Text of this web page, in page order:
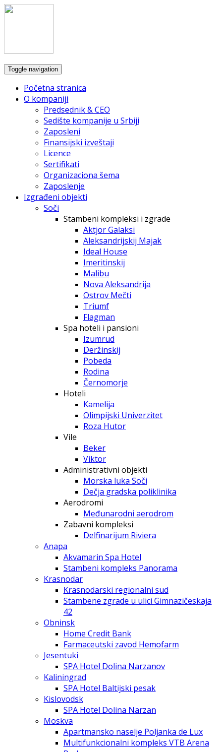
Toggle navigation
Početna stranica
O kompaniji
Predsednik & CEO
Sedište kompanije u Srbiji
Zaposleni
Finansijski izveštaji
Licence
Sertifikati
Organizaciona šema
Zaposlenje
Izgrađeni objekti
Soči
Stambeni kompleksi i zgrade
Aktjor Galaksi
Aleksandrijskij Majak
Ideal House
Imeritinskij
Malibu
Nova Aleksandrija
Ostrov Mečti
Triumf
Flagman
Spa hoteli i pansioni
Izumrud
Deržinskij
Pobeda
Rodina
Černomorje
Hoteli
Kamelija
Olimpijski Univerzitet
Roza Hutor
Vile
Beker
Viktor
Administrativni objekti
Morska luka Soči
Dečja gradska poliklinika
Aerodromi
Međunarodni aerodrom
Zabavni kompleksi
Delfinarijum Riviera
Anapa
Akvamarin Spa Hotel
Stambeni kompleks Panorama
Krasnodar
Krasnodarski regionalni sud
Stambene zgrade u ulici Gimnazičeskaja
42
Obninsk
Home Credit Bank
Farmaceutski zavod Hemofarm
Jesentuki
SPA Hotel Dolina Narzanov
Kaliningrad
SPA Hotel Baltijski pesak
Kislovodsk
SPA Hotel Dolina Narzan
Moskva
Apartmansko naselje Poljanka de Lux
Multifunkcionalni kompleks VTB Arena